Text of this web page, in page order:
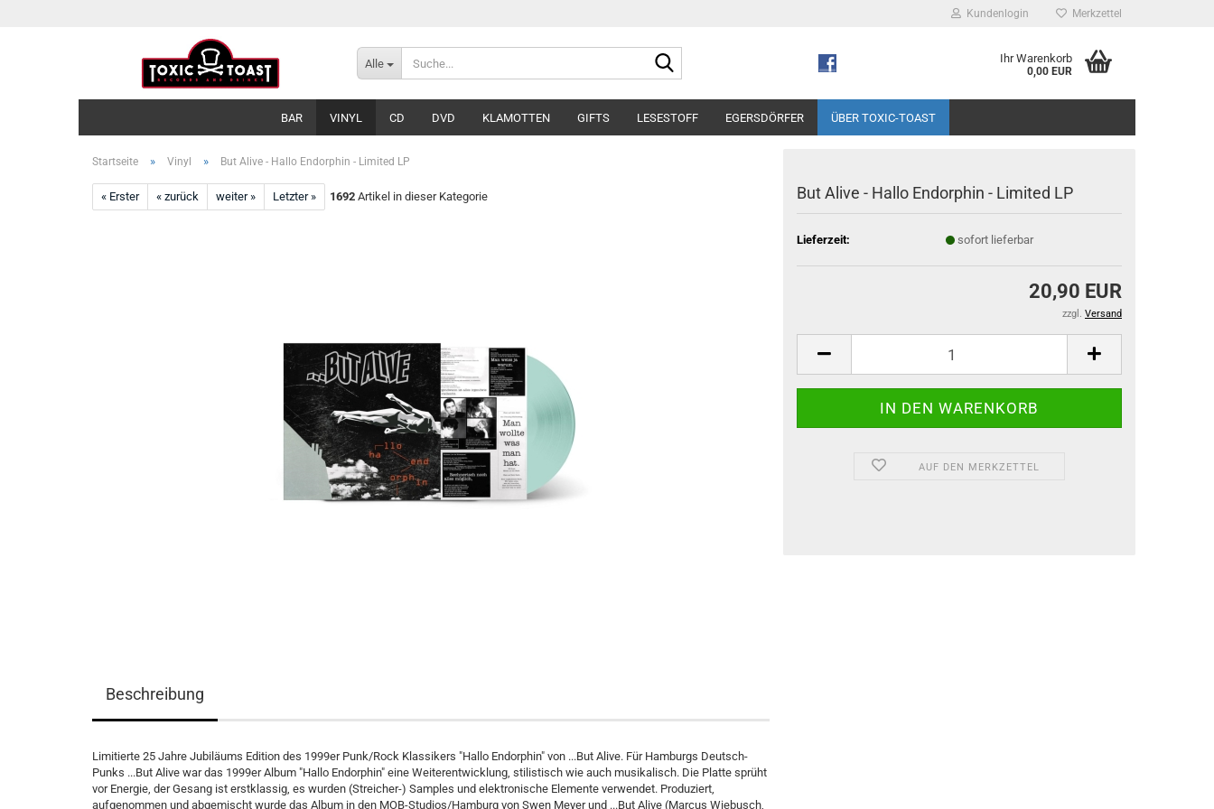
Kundenlogin Merkzettel
Alle Ihr Warenkorb
0,00 EUR
BAR VINYL CD DVD KLAMOTTEN GIFTS LESESTOFF EGERSDÖRFER ÜBER TOXIC-TOAST
Startseite » Vinyl » But Alive - Hallo Endorphin - Limited LP
« Erster « zurück weiter » Letzter » 1692 Artikel in dieser Kategorie But Alive - Hallo Endorphin - Limited LP
Lieferzeit: sofort lieferbar
20,90 EUR
zzgl. Versand
AUF DEN MERKZETTEL
Beschreibung
Limitierte 25 Jahre Jubiläums Edition des 1999er Punk/Rock Klassikers "Hallo Endorphin" von ...But Alive. Für Hamburgs Deutsch-
Punks ...But Alive war das 1999er Album "Hallo Endorphin" eine Weiterentwicklung, stilistisch wie auch musikalisch. Die Platte sprüht
vor Energie, der Gesang ist erstklassig, es wurden (Streicher-) Samples und elektronische Elemente verwendet. Produziert,
aufgenommen und abgemischt wurde das Album in den MOB-Studios/Hamburg von Swen Meyer und ...But Alive (Marcus Wiebusch,